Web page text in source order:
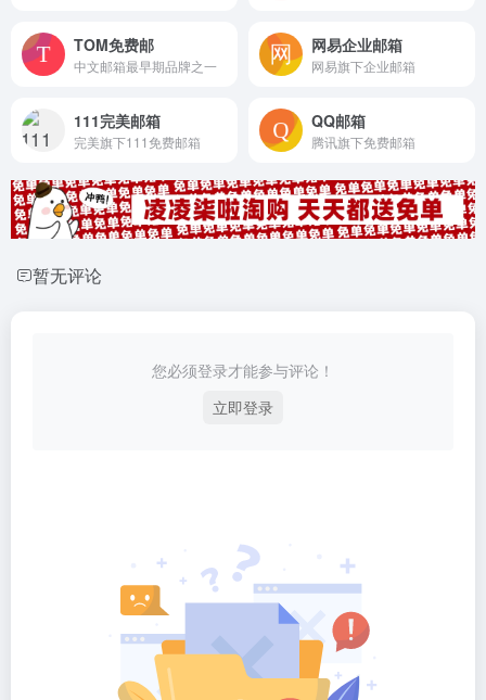
TOM免费邮
中文邮箱最早期品牌之一
网易企业邮箱
网易旗下企业邮箱
111完美邮箱
完美旗下111免费邮箱
QQ邮箱
腾讯旗下免费邮箱
暂无评论
您必须登录才能参与评论！
立即登录